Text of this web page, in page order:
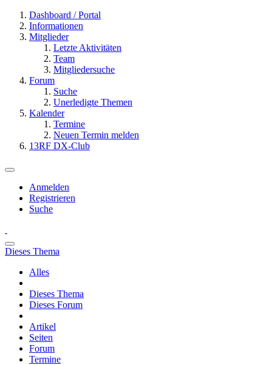
Dashboard / Portal
Informationen
Mitglieder
Letzte Aktivitäten
Team
Mitgliedersuche
Forum
Suche
Unerledigte Themen
Kalender
Termine
Neuen Termin melden
13RF DX-Club
Anmelden
Registrieren
Suche
Dieses Thema
Alles
Dieses Thema
Dieses Forum
Artikel
Seiten
Forum
Termine